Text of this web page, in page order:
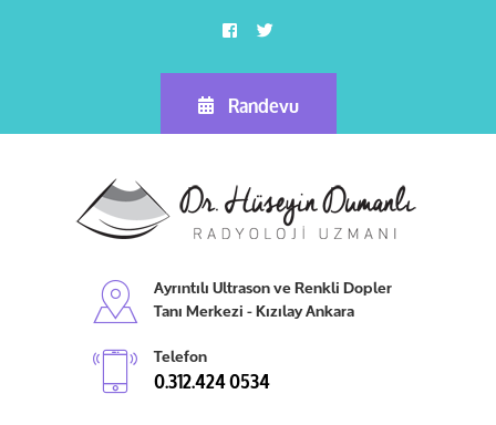
Randevu
Ayrıntılı Ultrason ve Renkli Dopler
Tanı Merkezi - Kızılay Ankara
Telefon
0.312.424 0534